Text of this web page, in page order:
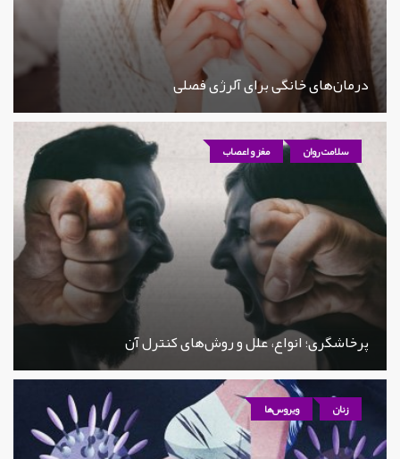
درمان‌های خانگی برای آلرژی فصلی
سلامت روان مغز و اعصاب
پرخاشگری؛ انواع، علل و روش‌های کنترل آن
زنان ویروس‌ها